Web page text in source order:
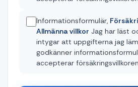
Informationsformulär,
Allmänna villkor Jag har läst
intygar att uppgifterna jag
godkänner
accepterar försäkringsvillkoren.